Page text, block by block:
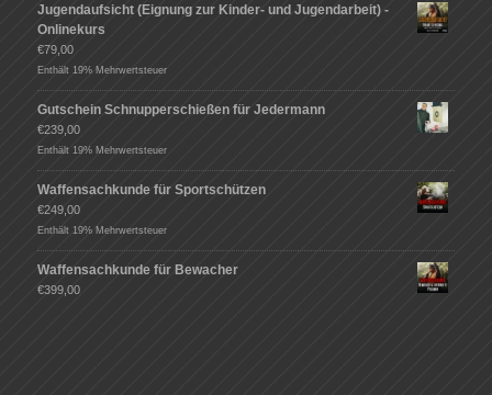
Jugendaufsicht (Eignung zur Kinder- und Jugendarbeit) -
Onlinekurs
€79,00
Enthält 19% Mehrwertsteuer
Gutschein Schnupperschießen für Jedermann
€239,00
Enthält 19% Mehrwertsteuer
Waffensachkunde für Sportschützen
€249,00
Enthält 19% Mehrwertsteuer
Waffensachkunde für Bewacher
€399,00